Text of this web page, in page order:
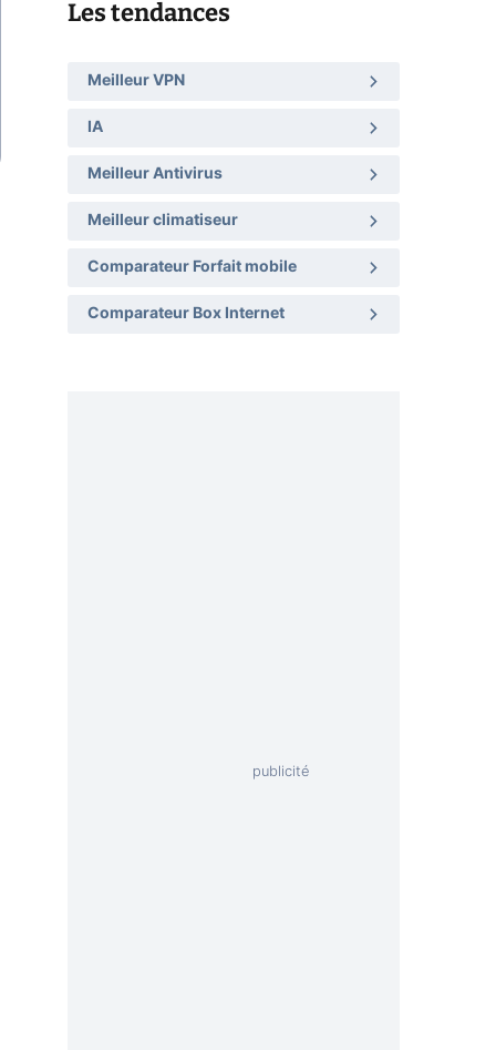
Les tendances
Meilleur VPN
IA
Meilleur Antivirus
Meilleur climatiseur
Comparateur Forfait mobile
Comparateur Box Internet